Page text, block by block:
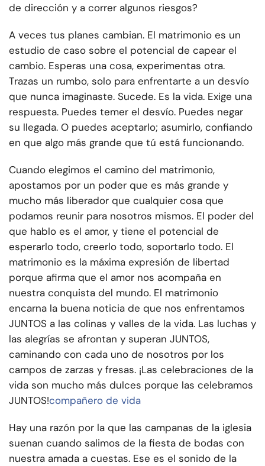
de dirección y a correr algunos riesgos?
A veces tus planes cambian. El matrimonio es un
estudio de caso sobre el potencial de capear el
cambio. Esperas una cosa, experimentas otra.
Trazas un rumbo, solo para enfrentarte a un desvío
que nunca imaginaste. Sucede. Es la vida. Exige una
respuesta. Puedes temer el desvío. Puedes negar
su llegada. O puedes aceptarlo; asumirlo, confiando
en que algo más grande que tú está funcionando.
Cuando elegimos el camino del matrimonio,
apostamos por un poder que es más grande y
mucho más liberador que cualquier cosa que
podamos reunir para nosotros mismos. El poder del
que hablo es el amor, y tiene el potencial de
esperarlo todo, creerlo todo, soportarlo todo. El
matrimonio es la máxima expresión de libertad
porque afirma que el amor nos acompaña en
nuestra conquista del mundo. El matrimonio
encarna la buena noticia de que nos enfrentamos
JUNTOS a las colinas y valles de la vida. Las luchas y
las alegrías se afrontan y superan JUNTOS,
caminando con cada uno de nosotros por los
campos de zarzas y fresas. ¡Las celebraciones de la
vida son mucho más dulces porque las celebramos
JUNTOS!compañero de vida
Hay una razón por la que las campanas de la iglesia
suenan cuando salimos de la fiesta de bodas con
nuestra amada a cuestas. Ese es el sonido de la